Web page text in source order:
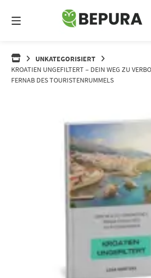
zum
Inhalt
UNKATEGORISIERT
KROATIEN UNGEFILTERT – DEIN WEG ZU
FERNAB DES TOURISTENRUMMELS